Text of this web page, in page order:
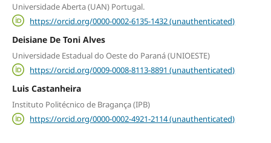
Universidade Aberta (UAN) Portugal.
https://orcid.org/0000-0002-6135-1432 (unauthenticated)
Deisiane De Toni Alves
Universidade Estadual do Oeste do Paraná (UNIOESTE)
https://orcid.org/0009-0008-8113-8891 (unauthenticated)
Luis Castanheira
Instituto Politécnico de Bragança (IPB)
https://orcid.org/0000-0002-4921-2114 (unauthenticated)